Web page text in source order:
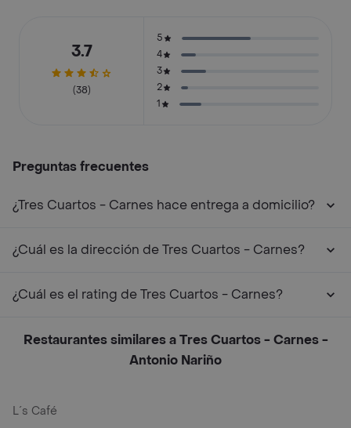
3.7
(38)
5
4
3
2
1
Preguntas frecuentes
¿Tres Cuartos - Carnes hace entrega a domicilio?
¿Cuál es la dirección de Tres Cuartos - Carnes?
¿Cuál es el rating de Tres Cuartos - Carnes?
Restaurantes similares a Tres Cuartos - Carnes -
Antonio Nariño
L´s Café